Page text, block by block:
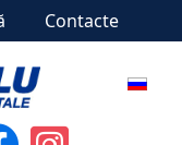
Contacte